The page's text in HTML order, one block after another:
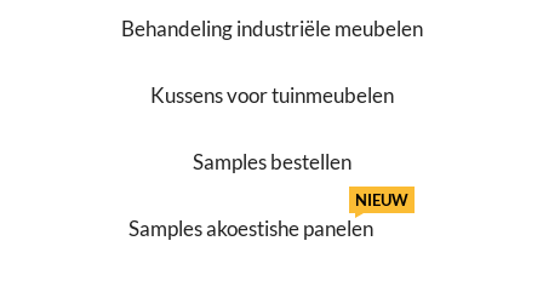
Behandeling industriële meubelen
Kussens voor tuinmeubelen
Samples bestellen
Samples akoestishe panelen
NIEUW